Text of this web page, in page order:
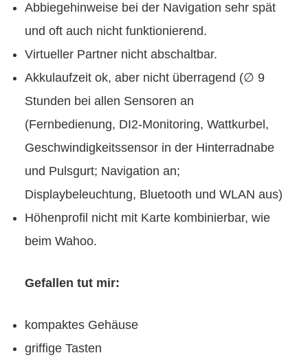
Abbiegehinweise bei der Navigation sehr spät
und oft auch nicht funktionierend.
Virtueller Partner nicht abschaltbar.
Akkulaufzeit ok, aber nicht überragend (∅ 9
Stunden bei allen Sensoren an
(Fernbedienung, DI2-Monitoring, Wattkurbel,
Geschwindigkeitssensor in der Hinterradnabe
und Pulsgurt; Navigation an;
Displaybeleuchtung, Bluetooth und WLAN aus)
Höhenprofil nicht mit Karte kombinierbar, wie
beim Wahoo.
Gefallen tut mir:
kompaktes Gehäuse
griffige Tasten